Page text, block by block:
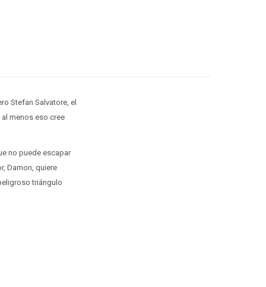
Stefan Salvatore, el
menos eso cree
no puede escapar
Damon, quiere
triángulo